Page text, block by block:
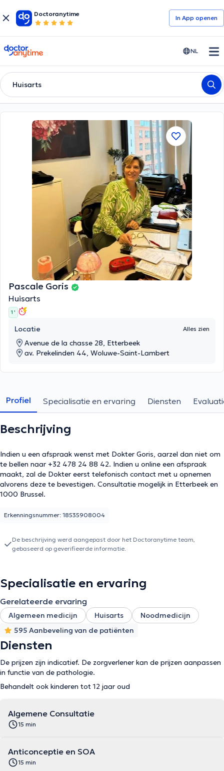
Doctoranytime
In App openen
doctoranytime NL
Huisarts
Pascale Goris
Huisarts
1 '
Locatie Alles zien
Avenue de la chasse 28, Etterbeek
av. Prekelinden 44, Woluwe-Saint-Lambert
Profiel Specialisatie en ervaring Diensten
Beschrijving
Indien u een afspraak wenst met Dokter Goris, aarzel dan niet om
te bellen naar +32 478 24 88 42. Indien u online een afspraak
maakt, zal de Dokter eerst telefonisch contact met u opnemen
alvorens deze te bevestigen. Consultatie mogelijk in Etterbeek en
1000 Brussel.
Erkenningsnummer: 18535908004
De beschrijving werd aangepast door het Doctoranytime team,
gebaseerd op geverifieerde informatie.
Specialisatie en ervaring
Gerelateerde ervaring
Algemeen medicijn Huisarts
Noodmedicijn
595 Aanbeveling van de patiënten
Diensten
De prijzen zijn indicatief. De zorgverlener kan de prijzen aanpassen
in functie van de pathologie.
Behandelt ook kinderen tot 12 jaar oud
Algemene Consultatie
15 min
Anticonceptie en SOA
15 min